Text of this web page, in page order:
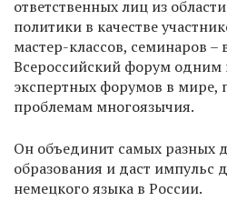
ответственных лиц из
политики в качестве
мастер-классов, семинаров –
Всероссийский форум одним
экспертных форумов в мире,
проблемам многоязычия.
Он объединит самых разных
образования и даст импульс
немецкого языка в России.